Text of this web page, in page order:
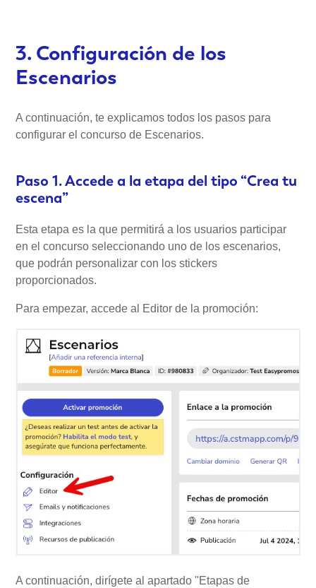
3. Configuración de los
Escenarios
A continuación, te explicamos todos los pasos para
configurar el concurso de Escenarios.
Paso 1. Accede a la etapa del tipo “Crea tu
escena”
Esta etapa es la que permitirá a los usuarios participar
en el concurso seleccionando uno de los escenarios,
que podrán personalizar con los stickers
proporcionados.
Para empezar, accede al Editor de la promoción:
A continuación, dirígete al apartado "Etapas de